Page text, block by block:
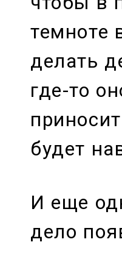
темноте
делать
где-то
будет
И еще
дело